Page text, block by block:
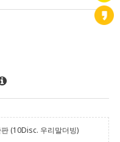
(10Disc. 우리말더빙)